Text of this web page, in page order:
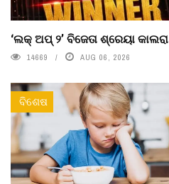
‘ଲକ୍ ଅପ୍ ୨’ ବିଜେତା ଶ୍ରେୟା କାଲରା
14669 AUG 06, 2026
ବିଶେଷ